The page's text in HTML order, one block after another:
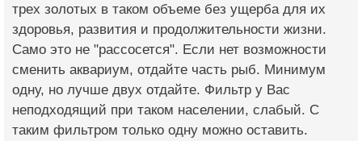
трех золотых в таком объеме без ущерба для их
здоровья, развития и продолжительности жизни.
Само это не "рассосется". Если нет возможности
сменить аквариум, отдайте часть рыб. Минимум
одну, но лучше двух отдайте. Фильтр у Вас
неподходящий при таком населении, слабый. С
таким фильтром только одну можно оставить.